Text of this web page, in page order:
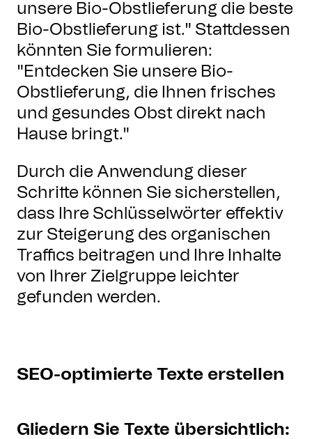
unsere Bio-Obstlieferung die beste
Bio-Obstlieferung ist." Stattdessen
könnten Sie formulieren:
"Entdecken Sie unsere Bio-
Obstlieferung, die Ihnen frisches
und gesundes Obst direkt nach
Hause bringt."
Durch die Anwendung dieser
Schritte können Sie sicherstellen,
dass Ihre Schlüsselwörter effektiv
zur Steigerung des organischen
Traffics beitragen und Ihre Inhalte
von Ihrer Zielgruppe leichter
gefunden werden.
SEO-optimierte Texte erstellen
Gliedern Sie Texte übersichtlich: